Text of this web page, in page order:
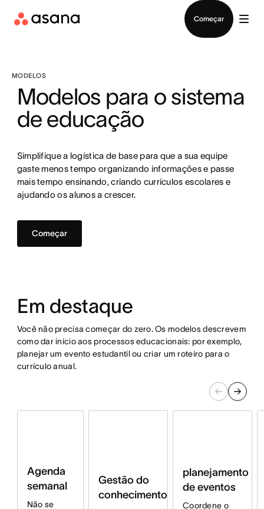
Começar
MODELOS
Modelos para o sistema
de educação
Simplifique a logística de base para que a sua equipe
gaste menos tempo organizando informações e passe
mais tempo ensinando, criando currículos escolares e
ajudando os alunos a crescer.
Começar
Em destaque
Você não precisa começar do zero. Os modelos descrevem
como dar início aos processos educacionais: por exemplo,
planejar um evento estudantil ou criar um roteiro para o
currículo anual.
Agenda
semanal
Não se
Gestão do
conhecimento
planejamento
de eventos
Coordene o